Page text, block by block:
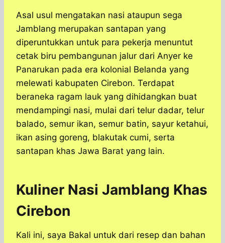
Asal usul mengatakan nasi ataupun sega
Jamblang merupakan santapan yang
diperuntukkan untuk para pekerja menuntut
cetak biru pembangunan jalur dari Anyer ke
Panarukan pada era kolonial Belanda yang
melewati kabupaten Cirebon. Terdapat
beraneka ragam lauk yang dihidangkan buat
mendampingi nasi, mulai dari telur dadar, telur
balado, semur ikan, semur batin, sayur ketahui,
ikan asing goreng, blakutak cumi, serta
santapan khas Jawa Barat yang lain.
Kuliner Nasi Jamblang Khas
Cirebon
Kali ini, saya Bakal untuk dari resep dan bahan